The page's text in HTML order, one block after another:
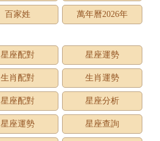
百家姓 萬年曆2026年
星座配對 星座運勢
生肖配對 生肖運勢
星座配對 星座分析
星座運勢 星座查詢